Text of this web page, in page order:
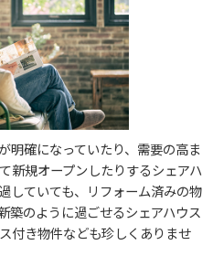
明確になっていたり、需要の高ま
新規オープンしたりするシェアハ
していても、リフォーム済みの物
築のように過ごせるシェアハウス
付き物件なども珍しくありませ